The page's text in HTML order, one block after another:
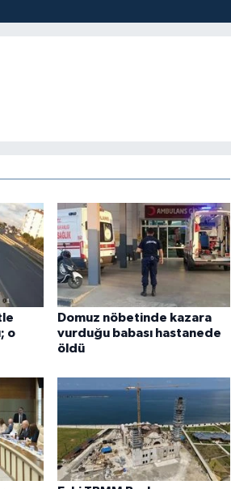
o
Domuz nöbetinde kazara
vurduğu babası hastanede
öldü